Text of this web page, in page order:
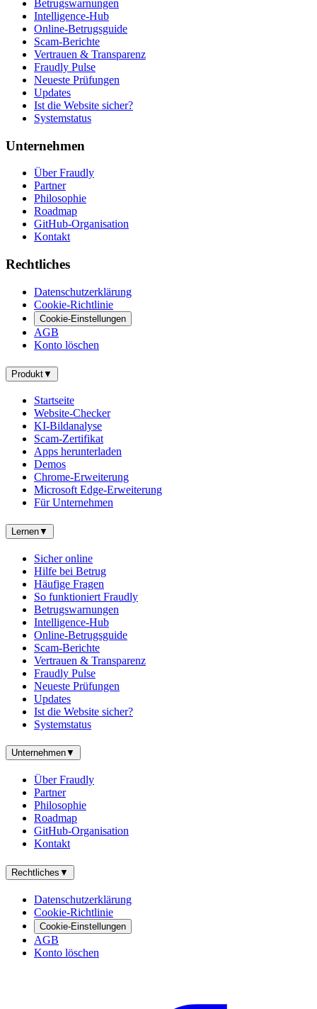
Betrugswarnungen
Intelligence-Hub
Online-Betrugsguide
Scam-Berichte
Vertrauen & Transparenz
Fraudly Pulse
Neueste Prüfungen
Updates
Ist die Website sicher?
Systemstatus
Unternehmen
Über Fraudly
Partner
Philosophie
Roadmap
GitHub-Organisation
Kontakt
Rechtliches
Datenschutzerklärung
Cookie-Richtlinie
Cookie-Einstellungen
AGB
Konto löschen
Produkt▼
Startseite
Website-Checker
KI-Bildanalyse
Scam-Zertifikat
Apps herunterladen
Demos
Chrome-Erweiterung
Microsoft Edge-Erweiterung
Für Unternehmen
Lernen▼
Sicher online
Hilfe bei Betrug
Häufige Fragen
So funktioniert Fraudly
Betrugswarnungen
Intelligence-Hub
Online-Betrugsguide
Scam-Berichte
Vertrauen & Transparenz
Fraudly Pulse
Neueste Prüfungen
Updates
Ist die Website sicher?
Systemstatus
Unternehmen▼
Über Fraudly
Partner
Philosophie
Roadmap
GitHub-Organisation
Kontakt
Rechtliches ▼
Datenschutzerklärung
Cookie-Richtlinie
Cookie-Einstellungen
AGB
Konto löschen